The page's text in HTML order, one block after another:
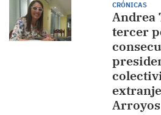
CRÓNICAS
Andrea
tercer
Arroyos